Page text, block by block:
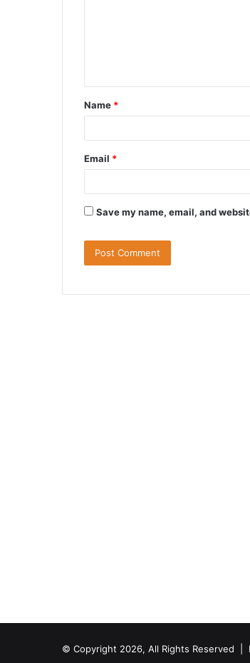
t
*
Name *
Email *
Save my name, email, and
© Copyright 2026, All Rights Reserved |